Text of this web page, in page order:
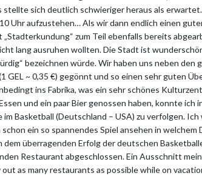
stellte sich deutlich schwieriger heraus als
Uhr aufzustehen… Als wir dann endlich einen
„Stadterkundung“ zum Teil ebenfalls bereits
lang ausruhen wollten. Die Stadt ist
bezeichnen würde. Wir haben uns neben
GEL ~ 0,35 €) gegönnt und so einen sehr guten
ins Fabrika, was ein sehr schönes
und ein paar Bier genossen haben, konnte ich
im Basketball (Deutschland – USA) zu verfolgen.
schon ein so spannendes Spiel ansehen in
dem überragenden Erfolg der deutschen
Restaurant abgeschlossen. Ein Ausschnitt
as many restaurants as possible while on